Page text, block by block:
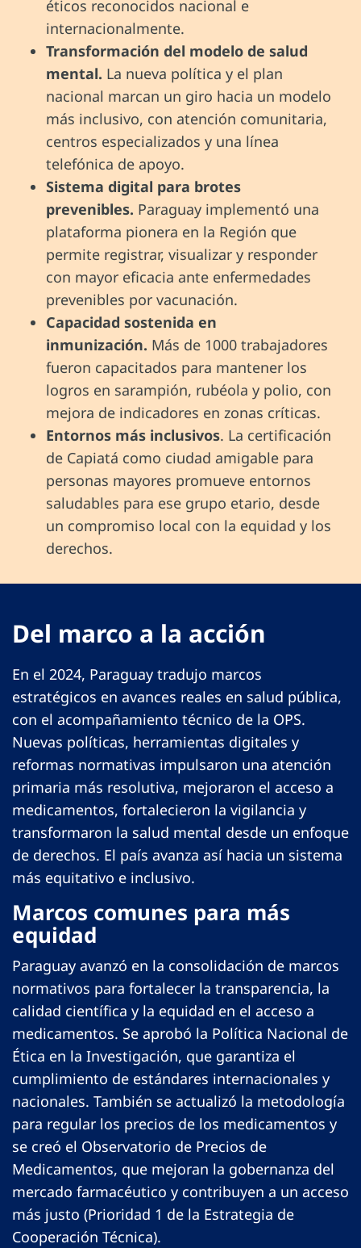
éticos reconocidos nacional e
internacionalmente.
Transformación del modelo de salud
mental. La nueva política y el plan
nacional marcan un giro hacia un modelo
más inclusivo, con atención comunitaria,
centros especializados y una línea
telefónica de apoyo.
Sistema digital para brotes
prevenibles. Paraguay implementó una
plataforma pionera en la Región que
permite registrar, visualizar y responder
con mayor eficacia ante enfermedades
prevenibles por vacunación.
Capacidad sostenida en
inmunización. Más de 1000 trabajadores
fueron capacitados para mantener los
logros en sarampión, rubéola y polio, con
mejora de indicadores en zonas críticas.
Entornos más inclusivos. La certificación
de Capiatá como ciudad amigable para
personas mayores promueve entornos
saludables para ese grupo etario, desde
un compromiso local con la equidad y los
derechos.
Del marco a la acción
En el 2024, Paraguay tradujo marcos
estratégicos en avances reales en salud pública,
con el acompañamiento técnico de la OPS.
Nuevas políticas, herramientas digitales y
reformas normativas impulsaron una atención
primaria más resolutiva, mejoraron el acceso a
medicamentos, fortalecieron la vigilancia y
transformaron la salud mental desde un enfoque
de derechos. El país avanza así hacia un sistema
más equitativo e inclusivo.
Marcos comunes para más
equidad
Paraguay avanzó en la consolidación de marcos
normativos para fortalecer la transparencia, la
calidad científica y la equidad en el acceso a
medicamentos. Se aprobó la Política Nacional de
Ética en la Investigación, que garantiza el
cumplimiento de estándares internacionales y
nacionales. También se actualizó la metodología
para regular los precios de los medicamentos y
se creó el Observatorio de Precios de
Medicamentos, que mejoran la gobernanza del
mercado farmacéutico y contribuyen a un acceso
más justo (Prioridad 1 de la Estrategia de
Cooperación Técnica).